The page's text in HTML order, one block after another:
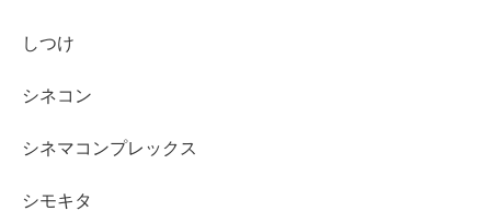
しつけ
シネコン
シネマコンプレックス
シモキタ